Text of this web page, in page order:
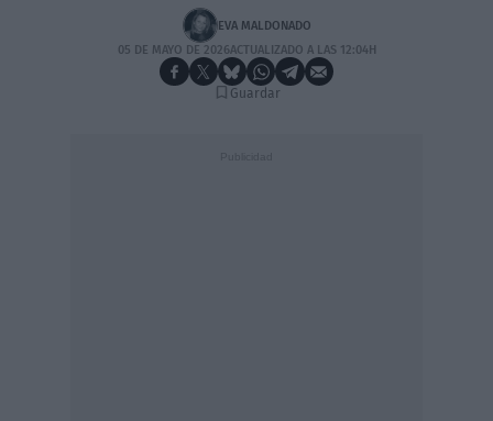
EVA MALDONADO
05 DE MAYO DE 2026ACTUALIZADO A LAS 12:04H
Guardar